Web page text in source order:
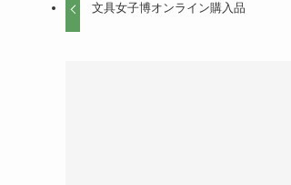
文具女子博オンライン購入品